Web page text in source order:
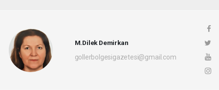
M.Dilek Demirkan
gollerbolgesigazetesi@gmail.com